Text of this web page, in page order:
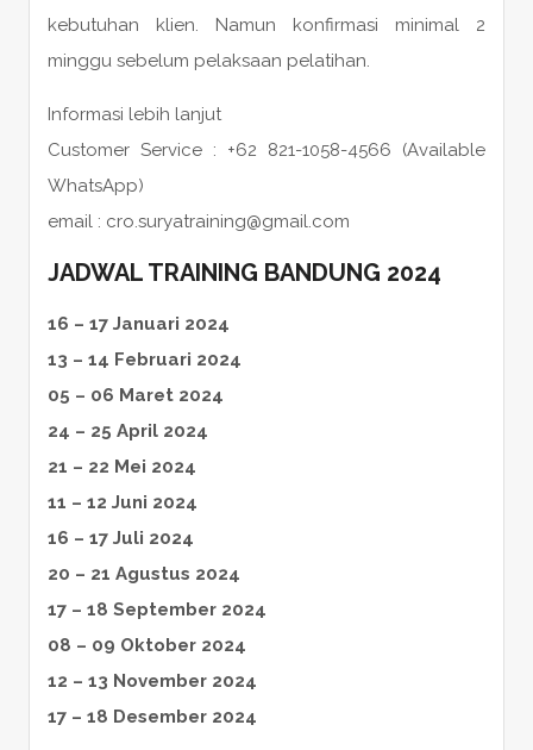
kebutuhan klien. Namun konfirmasi minimal 2
minggu sebelum pelaksaan pelatihan.
Informasi lebih lanjut
Customer Service : +62 821-1058-4566 (Available
WhatsApp)
email : cro.suryatraining@gmail.com
JADWAL TRAINING BANDUNG 2024
16 – 17 Januari 2024
13 – 14 Februari 2024
05 – 06 Maret 2024
24 – 25 April 2024
21 – 22 Mei 2024
11 – 12 Juni 2024
16 – 17 Juli 2024
20 – 21 Agustus 2024
17 – 18 September 2024
08 – 09 Oktober 2024
12 – 13 November 2024
17 – 18 Desember 2024